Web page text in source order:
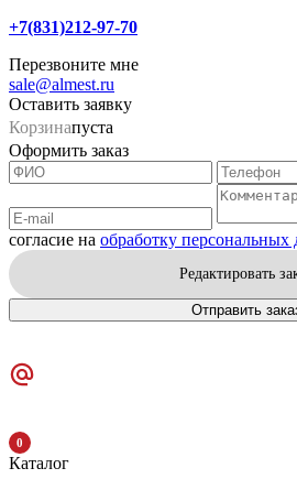
+7(831)212-97-70
Перезвоните мне
sale@almest.ru
Оставить заявку
Корзинапуста
Оформить заказ
согласие на обработку персональных
Редактировать
Отправить
0
Каталог